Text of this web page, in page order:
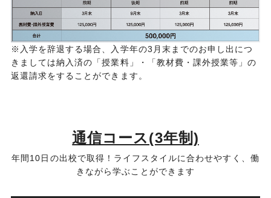
※入学を辞退する場合、入学年の3月末までのお申し出につ
きましては納入済の「授業料」・「教材費・課外授業等」の
返還請求をすることができます。
通信コース(3年制)
年間10日の出校で取得！ライフスタイルに合わせやすく、働
きながら学ぶことができます